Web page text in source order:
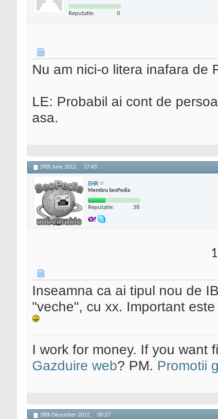
Reputatie: 0
Nu am nici-o litera inafara de
LE: Probabil ai cont de
asa.
29th June 2012, 17:43
EHR
Membru SeoPedia
Reputatie: 38
Inseamna ca ai tipul nou de
"veche", cu xx. Important
I work for money. If you want
Gazduire web? PM. Promotii
28th December 2012, 00:27